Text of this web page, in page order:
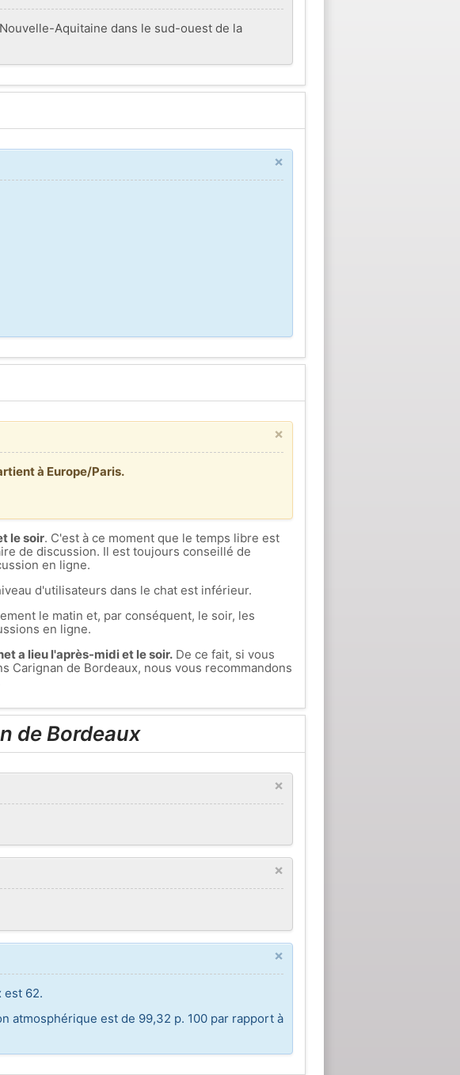
Aquitaine dans le sud-ouest de la
×
×
à Europe/Paris.
le soir. C'est à ce moment que le temps libre est
de discussion. Il est toujours conseillé de
en ligne.
d'utilisateurs dans le chat est inférieur.
le matin et, par conséquent, le soir, les
en ligne.
a lieu l'après-midi et le soir.De ce fait, si vous
Carignan de Bordeaux, nous vous recommandons
de Bordeaux
×
×
×
est 62.
atmosphérique est de 99,32 p. 100 par rapport à